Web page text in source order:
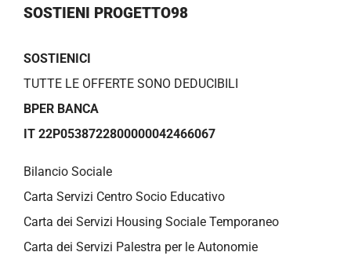
SOSTIENI PROGETTO98
SOSTIENICI
TUTTE LE OFFERTE SONO DEDUCIBILI
BPER BANCA
IT 22P0538722800000042466067
Bilancio Sociale
Carta Servizi Centro Socio Educativo
Carta dei Servizi Housing Sociale Temporaneo
Carta dei Servizi Palestra per le Autonomie